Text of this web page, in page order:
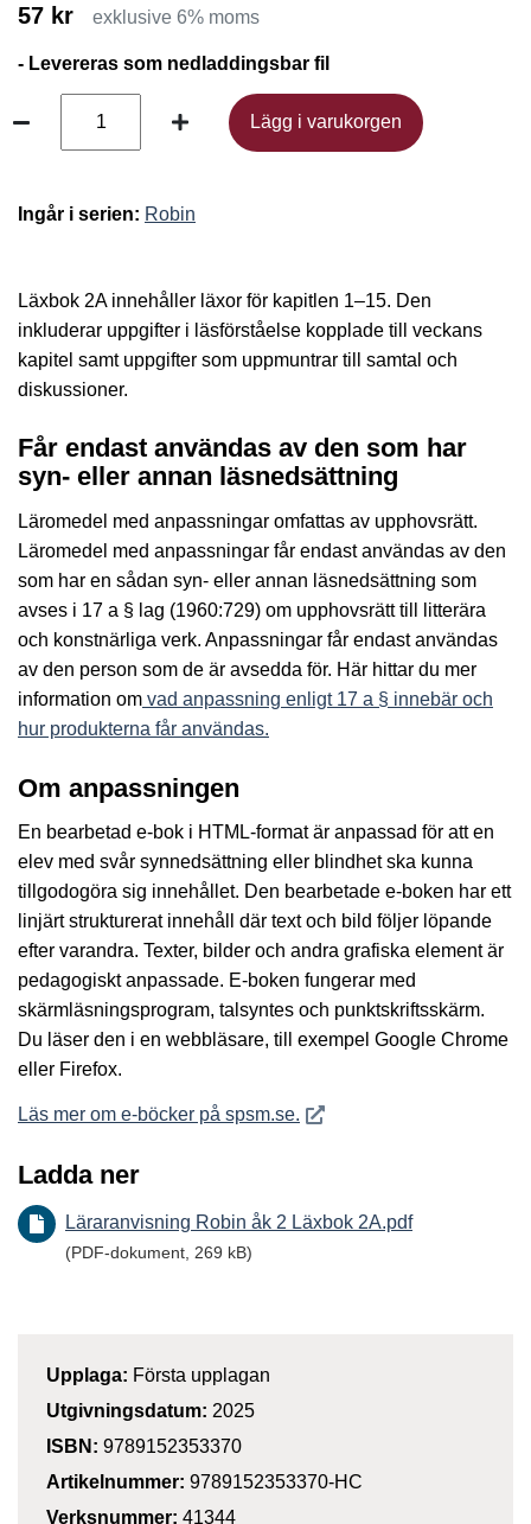
57 kr exklusive 6% moms
- Levereras som nedladdingsbar fil
Lägg i varukorgen
Lägg i varukorgen
Ingår i serien: Robin
Läxbok 2A innehåller läxor för kapitlen 1–15. Den
inkluderar uppgifter i läsförståelse kopplade till veckans
kapitel samt uppgifter som uppmuntrar till samtal och
diskussioner.
Får endast användas av den som har
syn- eller annan läsnedsättning
Läromedel med anpassningar omfattas av upphovsrätt.
Läromedel med anpassningar får endast användas av den
som har en sådan syn- eller annan läsnedsättning som
avses i 17 a § lag (1960:729) om upphovsrätt till litterära
och konstnärliga verk. Anpassningar får endast användas
av den person som de är avsedda för. Här hittar du mer
information om vad anpassning enligt 17 a § innebär och
hur produkterna får användas.
Om anpassningen
En bearbetad e-bok i HTML-format är anpassad för att en
elev med svår synnedsättning eller blindhet ska kunna
tillgodogöra sig innehållet. Den bearbetade e-boken har ett
linjärt strukturerat innehåll där text och bild följer löpande
efter varandra. Texter, bilder och andra grafiska element är
pedagogiskt anpassade. E-boken fungerar med
skärmläsningsprogram, talsyntes och punktskriftsskärm.
Du läser den i en webbläsare, till exempel Google Chrome
eller Firefox.
Läs mer om e-böcker på spsm.se. Öppnas i nytt fönster
Ladda ner
Läraranvisning Robin åk 2 Läxbok 2A.pdf
(PDF-dokument, 269 kB)
Upplaga: Första upplagan
Utgivningsdatum: 2025
ISBN: 9789152353370
Artikelnummer: 9789152353370-HC
Verksnummer: 41344